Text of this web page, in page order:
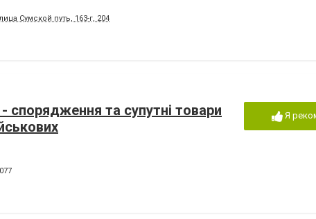
Сумской путь, 163-г, 204
спорядження та супутні товари
Я